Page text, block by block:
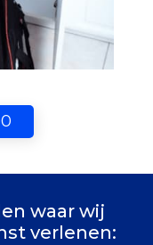
waar wij
verlenen: